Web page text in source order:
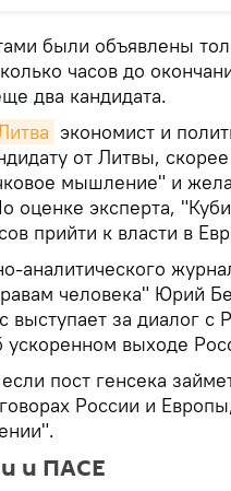
были объявлены
часов до
два кандидата.
экономист и
от Литвы,
мышление" и
оценке эксперта,
прийти к власти в
аналитического
человека" Юрий
выступает за диалог с
ускоренном выходе
пост генсека
России и
и ПАСЕ